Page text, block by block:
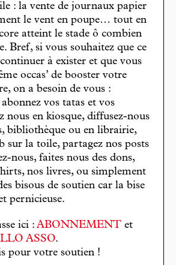
: la vente de journaux papier
le vent en poupe… tout en
atteint le stade ô combien
Bref, si vous souhaitez que ce
à exister et que vous
occas’ de booster votre
on a besoin de vous :
vos tatas et vos
nous en kiosque, diffusez-nous
bibliothèque ou en librairie,
sur la toile, partagez nos posts
nous, faites nous des dons,
nos livres, ou simplement
bisous de soutien car la bise
pernicieuse.
ici : ABONNEMENT et
ASSO.
pour votre soutien !